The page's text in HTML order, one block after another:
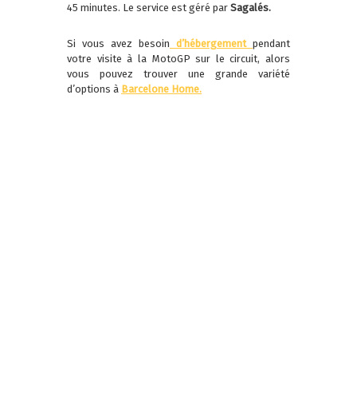
45 minutes. Le service est géré par Sagalés.
Si vous avez besoin d’hébergement pendant
votre visite à la MotoGP sur le circuit, alors
vous pouvez trouver une grande variété
d’options à Barcelone Home.